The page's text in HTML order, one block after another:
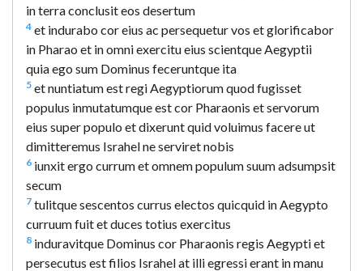
in terra conclusit eos desertum
4 et indurabo cor eius ac persequetur vos et glorificabor
in Pharao et in omni exercitu eius scientque Aegyptii
quia ego sum Dominus feceruntque ita
5 et nuntiatum est regi Aegyptiorum quod fugisset
populus inmutatumque est cor Pharaonis et servorum
eius super populo et dixerunt quid voluimus facere ut
dimitteremus Israhel ne serviret nobis
6 iunxit ergo currum et omnem populum suum adsumpsit
secum
7 tulitque sescentos currus electos quicquid in Aegypto
curruum fuit et duces totius exercitus
8 induravitque Dominus cor Pharaonis regis Aegypti et
persecutus est filios Israhel at illi egressi erant in manu